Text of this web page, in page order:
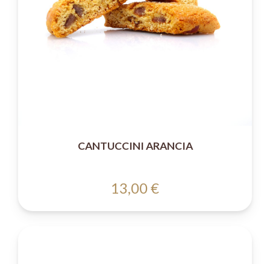
CANTUCCINI ARANCIA
13,00 €